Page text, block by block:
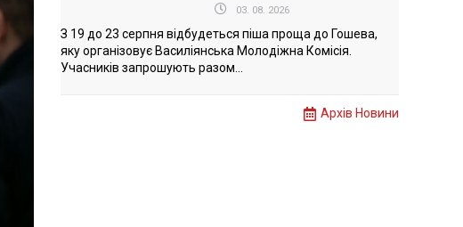
03. 08. 2026
З 19 до 23 серпня відбудеться піша проща до Гошева,
яку організовує Василіянська Молодіжна Комісія.
Учасників запрошують разом...
Архів Новини